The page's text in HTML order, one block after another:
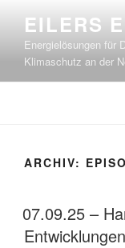
springen
EILERS
Energielösungen für
Klimaschutz an der
ARCHIV:
07.09.25 –